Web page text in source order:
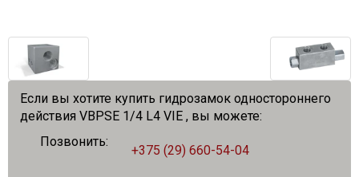
Если вы хотите купить гидрозамок одностороннего
действия VBPSE 1/4 L4 VIE , вы можете:
Позвонить:
+375 (29) 660-54-04